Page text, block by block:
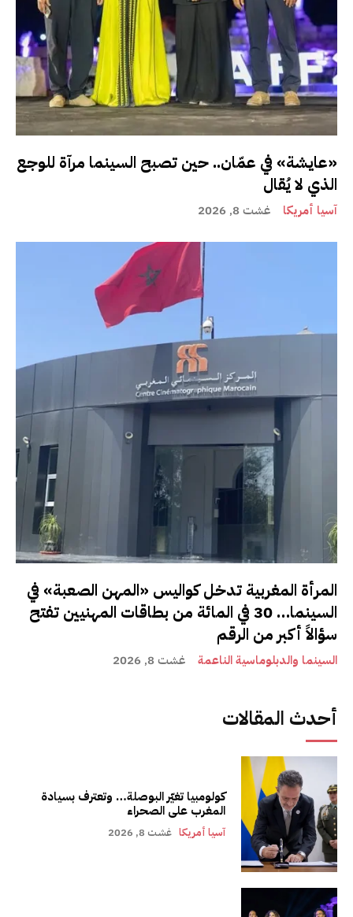
«عايشة» في عمّان.. حين تصبح السينما مرآة للوجع
الذي لا يُقال
آسيا أمريكا غشت 8, 2026
المرأة المغربية تدخل كواليس «المهن الصعبة» في
السينما… 30 في المائة من بطاقات المهنيين تفتح
سؤالاً أكبر من الرقم
السينما والدبلوماسية الناعمة غشت 8, 2026
أحدث المقالات
كولومبيا تغيّر البوصلة… وتعترف بسيادة
المغرب على الصحراء
آسيا أمريكا غشت 8, 2026